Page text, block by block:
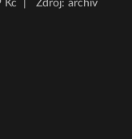
Kč
Zdroj: archiv